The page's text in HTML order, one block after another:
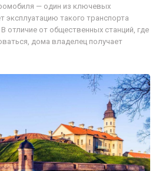
— один из ключевых
такого транспорта
отличие от общественных станций, где
дома владелец получает